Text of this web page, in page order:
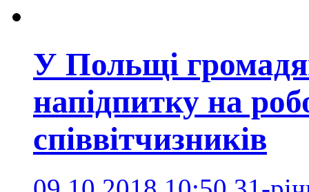
У Польщі
напідпитку на
співвітчизників